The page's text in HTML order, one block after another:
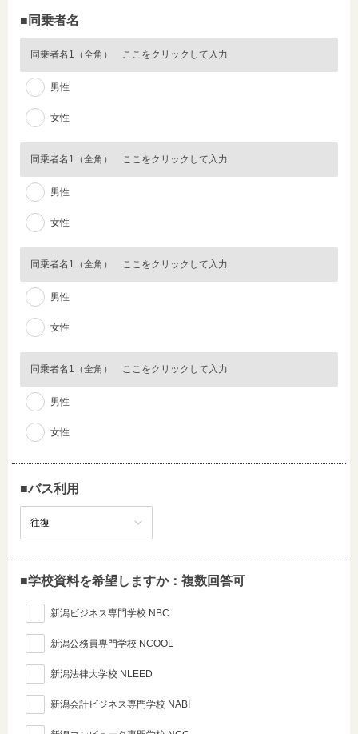
■同乗者名
男性
女性
男性
女性
男性
女性
男性
女性
■バス利用
■学校資料を希望しますか：複数回答可
新潟ビジネス専門学校 NBC
新潟公務員専門学校 NCOOL
新潟法律大学校 NLEED
新潟会計ビジネス専門学校 NABI